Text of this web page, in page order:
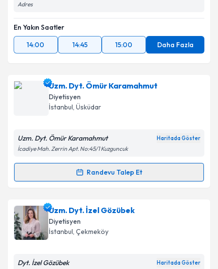
Adres
En Yakın Saatler
14:00
14:45 15:00 Daha Fazla
Uzm. Dyt. Ömür Karamahmut
Diyetisyen
İstanbul, Üsküdar
Uzm. Dyt. Ömür Karamahmut Haritada Göster
İcadiye Mah. Zerrin Apt. No:45/1 Kuzguncuk
Randevu Talep Et
Randevu Takvimi Talebi
Uzm. Dyt. Ömür Karamahmutiçin randevu takvimi
talebi oluşturun. Size bu uzmandan randevu almanız
için bir takvim hazırlandığında e-posta ile
bilgilendireceğiz.
E-posta Adresiniz
Uzm. Dyt. İzel Gözübek
Diyetisyen
İstanbul, Çekmeköy
Dyt. İzel Gözübek Haritada Göster